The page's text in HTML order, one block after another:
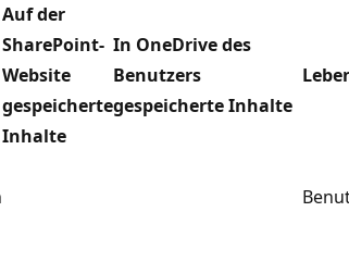
Auf der
SharePoint-
Website
gespeicherte
Inhalte
In OneDrive des
Benutzers
gespeicherte Inhalte